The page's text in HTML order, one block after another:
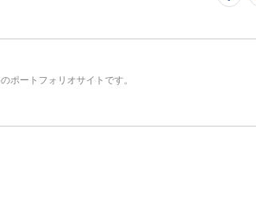
ポートフォリオサイトです。